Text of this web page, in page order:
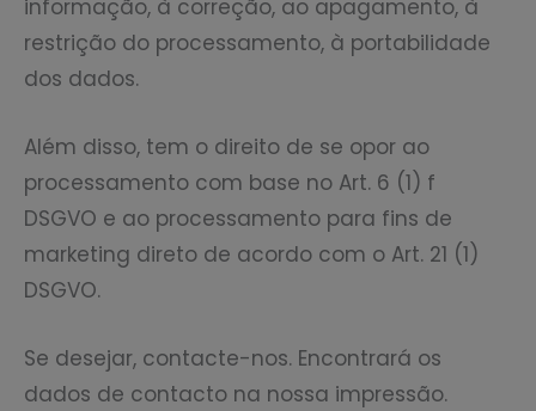
informação, à correção, ao apagamento, à
restrição do processamento, à portabilidade
dos dados.
Além disso, tem o direito de se opor ao
processamento com base no Art. 6 (1) f
DSGVO e ao processamento para fins de
marketing direto de acordo com o Art. 21 (1)
DSGVO.
Se desejar, contacte-nos. Encontrará os
dados de contacto na nossa impressão.